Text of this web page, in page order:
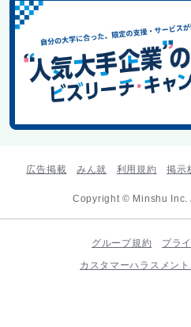
広告掲載 みん就 利用規約 掲示
Copyright © Minshu Inc.
グループ規約
プラ
カスタマーハラスメン